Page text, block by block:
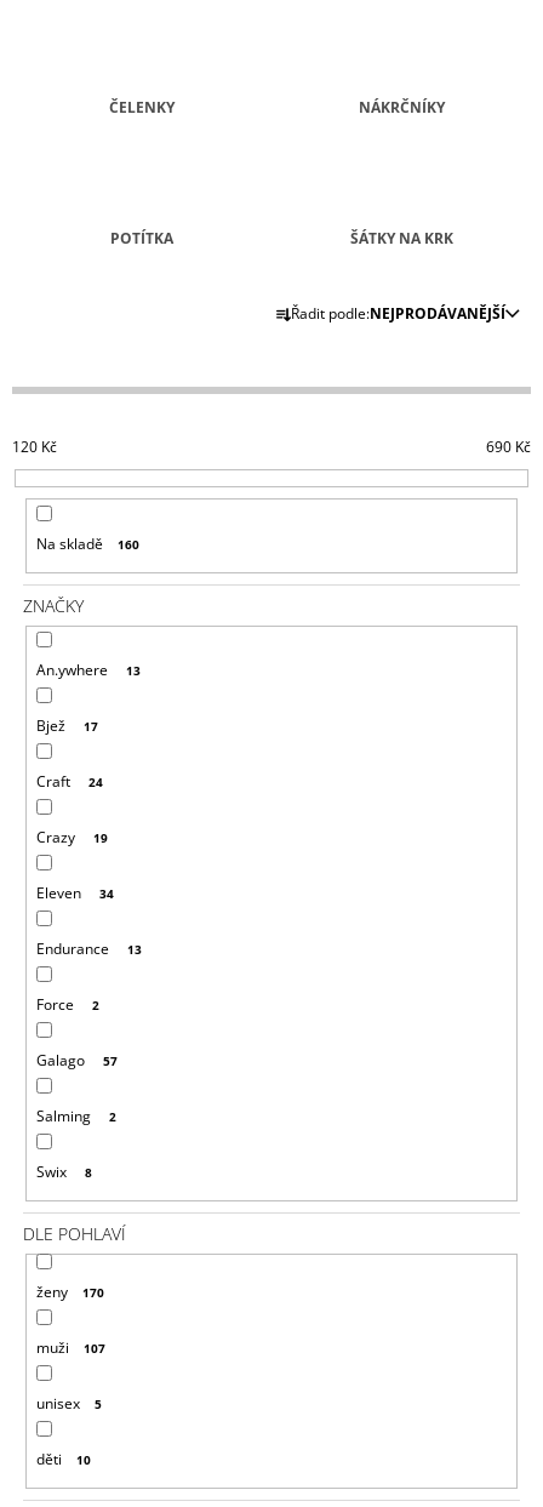
ČELENKY NÁKRČNÍKY
POTÍTKA ŠÁTKY NA KRK
Ř
E
Í
P
D
U
Řadit podle:NEJPRODÁVANĚJŠÍ
120 Kč 690 Kč
Na skladě 160
ZNAČKY
An.ywhere 13
Bjež 17
Craft 24
Crazy 19
Eleven 34
Endurance 13
Force 2
Galago 57
Salming 2
Swix 8
DLE POHLAVÍ
ženy 170
muži 107
unisex 5
děti 10
D
O
O
R
U
Č
U
J
E
M
E
CRAZY
SINGLET
THUNDER
M
CARAMELLO
065
Kč
Původně:
130
Kč